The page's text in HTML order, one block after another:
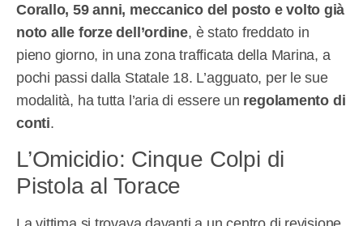
Corallo, 59 anni, meccanico del posto e volto già
noto alle forze dell’ordine, è stato freddato in
pieno giorno, in una zona trafficata della Marina, a
pochi passi dalla Statale 18. L’agguato, per le sue
modalità, ha tutta l’aria di essere un regolamento di
conti.
L’Omicidio: Cinque Colpi di
Pistola al Torace